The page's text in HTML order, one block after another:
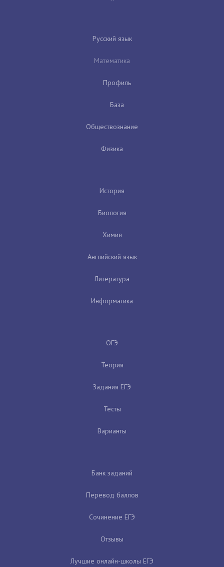
Русский язык
Математика
Профиль
База
Обществознание
Физика
История
Биология
Химия
Английский язык
Литература
Информатика
ОГЭ
Теория
Задания ЕГЭ
Тесты
Варианты
Банк заданий
Перевод баллов
Сочинение ЕГЭ
Отзывы
Лучшие онлайн-школы ЕГЭ